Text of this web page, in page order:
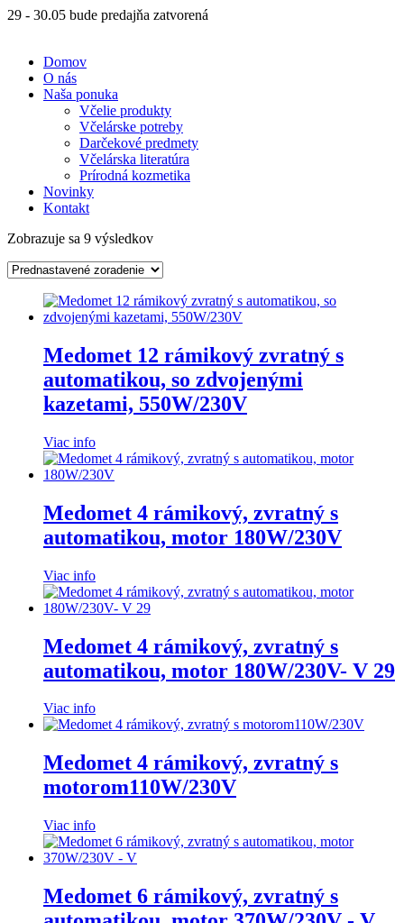
29 - 30.05 bude predajňa zatvorená
Domov
O nás
Naša ponuka
Včelie produkty
Včelárske potreby
Darčekové predmety
Včelárska literatúra
Prírodná kozmetika
Novinky
Kontakt
Zobrazuje sa 9 výsledkov
Medomet 12 rámikový zvratný s
automatikou, so zdvojenými
kazetami, 550W/230V
Viac info
Medomet 4 rámikový, zvratný s
automatikou, motor 180W/230V
Viac info
Medomet 4 rámikový, zvratný s
automatikou, motor 180W/230V- V 29
Viac info
Medomet 4 rámikový, zvratný s
motorom110W/230V
Viac info
Medomet 6 rámikový, zvratný s